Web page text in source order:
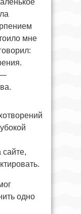
мне
—
сайте,
одно